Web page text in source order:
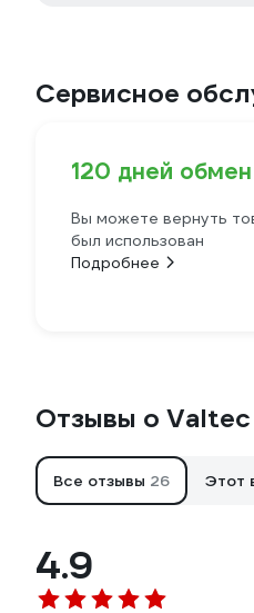
Сервисное
120 дней
Вы можете вернуть
был использован
Подробнее
Отзывы о
Все отзывы 26 Этот
4.9